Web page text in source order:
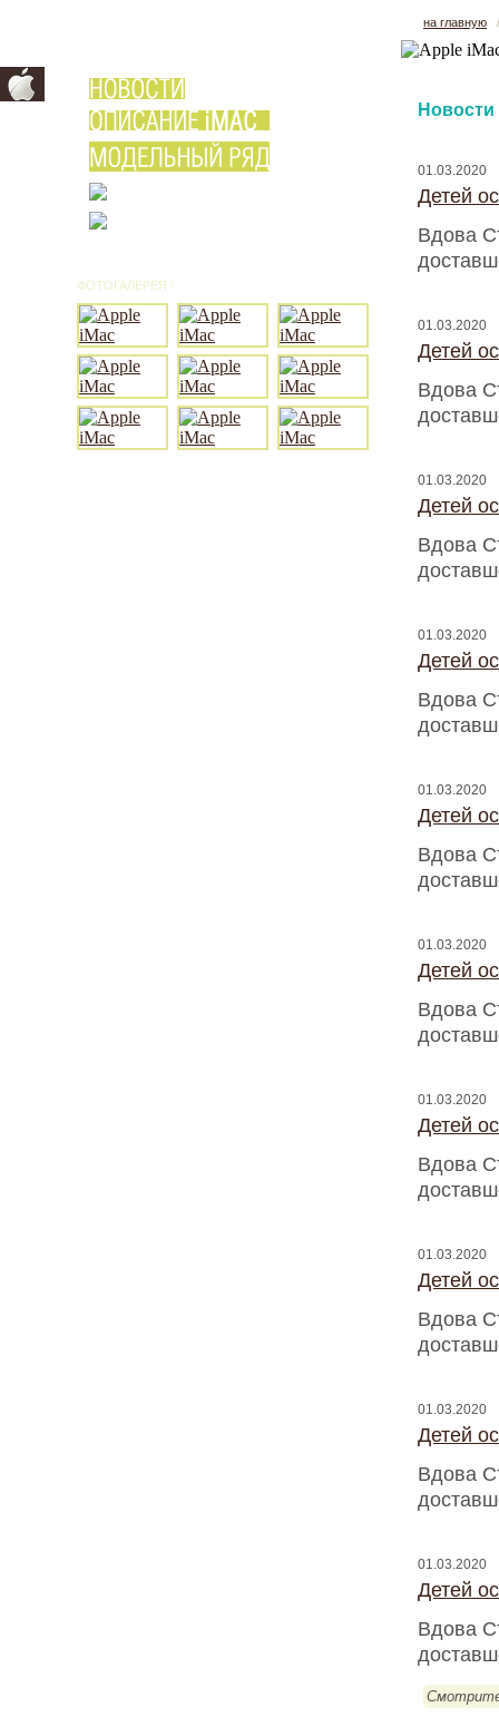
ФОТОГАЛЕРЕЯ /
на главную
Новости
01.03.2020
Детей
Вдова
01.03.2020
Детей
Вдова
01.03.2020
Детей
Вдова
01.03.2020
Детей
Вдова
01.03.2020
Детей
Вдова
01.03.2020
Детей
Вдова
01.03.2020
Детей
Вдова
01.03.2020
Детей
Вдова
01.03.2020
Детей
Вдова
01.03.2020
Детей
Вдова